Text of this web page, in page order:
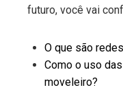
futuro, você vai
O que são
Como o uso
moveleiro?